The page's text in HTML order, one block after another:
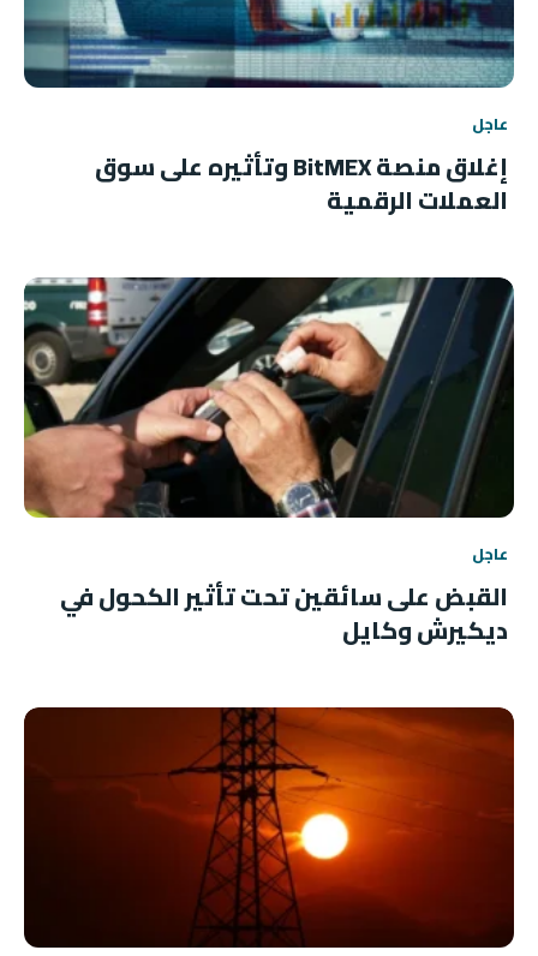
عاجل
إغلاق منصة BitMEX وتأثيره على سوق
العملات الرقمية
عاجل
القبض على سائقين تحت تأثير الكحول في
ديكيرش وكايل